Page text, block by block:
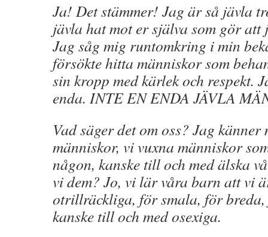
Ja! Det stämmer! Jag är så jävla
jävla hat mot er själva som gör
Jag såg mig runtomkring i min
försökte hitta människor som
sin kropp med kärlek och respekt.
enda. INTE EN ENDA JÄVLA
Vad säger det om oss? Jag känner
människor, vi vuxna människor
någon, kanske till och med älska
vi dem? Jo, vi lär våra barn att vi
otrillräckliga, för smala, för
kanske till och med osexiga.